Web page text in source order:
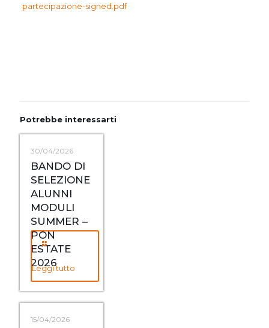
partecipazione-signed.pdf
Potrebbe interessarti
30/04/2026
BANDO DI
SELEZIONE
ALUNNI
MODULI
SUMMER –
PON
ESTATE
2026
Leggi tutto
15/04/2026